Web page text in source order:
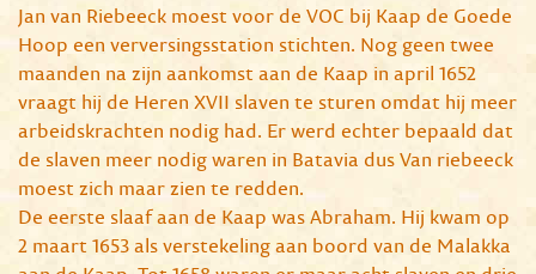
Jan van Riebeeck moest voor de VOC bij Kaap de Goede
Hoop een verversingsstation stichten. Nog geen twee
maanden na zijn aankomst aan de Kaap in april 1652
vraagt hij de Heren XVII slaven te sturen omdat hij meer
arbeidskrachten nodig had. Er werd echter bepaald dat
de slaven meer nodig waren in Batavia dus Van riebeeck
moest zich maar zien te redden.
De eerste slaaf aan de Kaap was Abraham. Hij kwam op
2 maart 1653 als verstekeling aan boord van de Malakka